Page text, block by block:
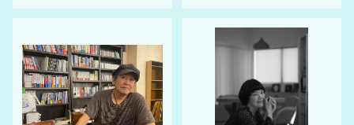
Cafe 614）
ポット Ee）